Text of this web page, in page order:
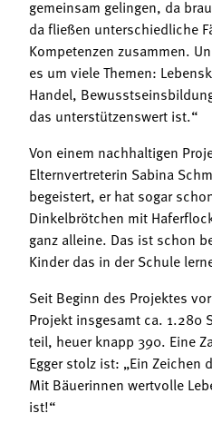
gemeinsam gelingen, da
da fließen unterschiedliche
Kompetenzen zusammen.
es um viele Themen:
Handel,
das unterstützenswert ist.“
Von einem nachhaltigen
Elternvertreterin Sabina
begeistert, er hat sogar
Dinkelbrötchen mit
ganz alleine. Das ist schon
Kinder das in der Schule
Seit Beginn des Projektes
Projekt insgesamt ca. 1.280
teil, heuer knapp 390. Eine
Egger stolz ist: „Ein Zeichen
Mit Bäuerinnen wertvolle
ist!“